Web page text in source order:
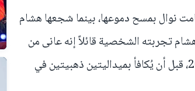
نوال بمسح دموعها، بينما شجعها هشام
تجربته الشخصية قائلاً إنه عانى من
خيبة أمل في دورتي أطلنطا 1996 وسيدني 2000، قبل أن يُكافأ بميداليتين ذهبيتين في